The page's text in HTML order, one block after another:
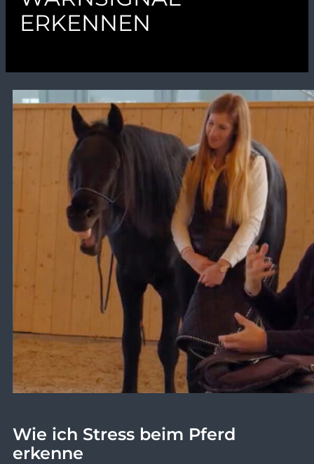
ERKENNEN
Wie ich Stress beim Pferd
erkenne